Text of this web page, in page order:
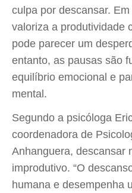
culpa por descansar.
valoriza a produtividade
pode parecer um
entanto, as pausas são
equilíbrio emocional e
mental.
Segundo a psicóloga
coordenadora de
Anhanguera, descansar
improdutivo. “O
humana e desempenha